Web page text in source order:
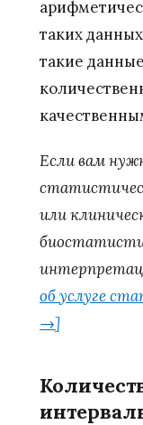
таких
такие
Если вам
или
об услуге
→]